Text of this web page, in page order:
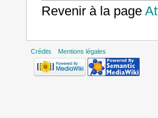
Revenir à la page
Crédits Mentions légales